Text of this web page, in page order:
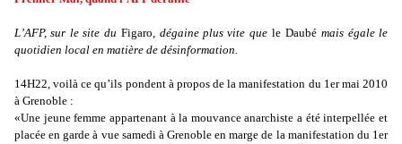
L’AFP, sur le site du Figaro, dégaine plus vite que le Daubé mais égale le
quotidien local en matière de désinformation.
14H22, voilà ce qu’ils pondent à propos de la manifestation du 1er mai 2010
à Grenoble :
«Une jeune femme appartenant à la mouvance anarchiste a été interpellée et
placée en garde à vue samedi à Grenoble en marge de la manifestation du 1er